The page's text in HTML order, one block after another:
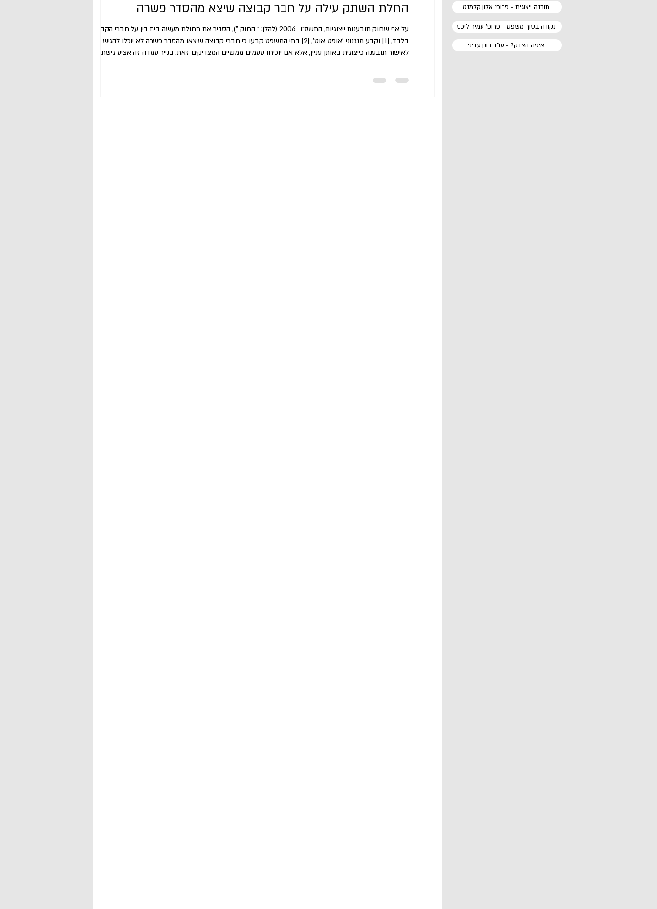
תובנה ייצוגית - פרופ' אלון קלמנט
נקודה בסוף משפט - פרופ' עמיר ליכט
איפה הצדק? - עו"ד רונן עדיני
החלת השתק עילה על חבר קבוצה שיצא מהסדר פשרה
על אף שחוק תובענות ייצוגיות, התשס״ו–2006 (להלן: ״ החוק "), הסדיר את תחולת מעשה בית דין על חברי הקבוצה
בלבד, [1] וקבע מנגנוני 'אופט-אוט', [2] בתי המשפט קבעו כי חברי קבוצה שיצאו מהסדר פשרה לא יוכלו להגיש בקשה
לאישור תובענה כייצוגית באותן עניין, אלא אם יוכיחו טעמים ממשיים המצדיקים זאת. בנייר עמדה זה אציע גישת חשיבה
ת"צ (תל אביב-יפו) 56923-10-20 יעקב בנימין השקעות ואחזקות ב